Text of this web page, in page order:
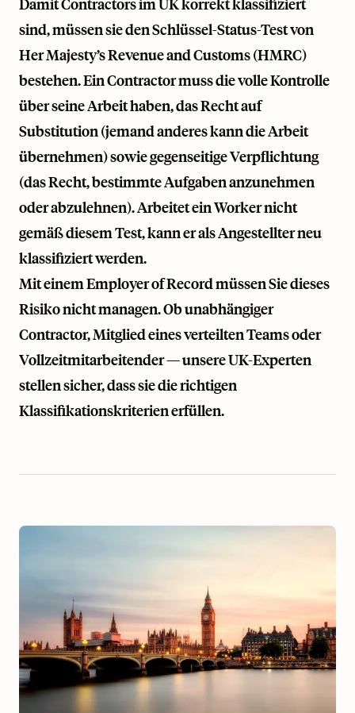
Damit Contractors im UK korrekt klassifiziert
sind, müssen sie den Schlüssel-Status-Test von
Her Majesty’s Revenue and Customs (HMRC)
bestehen. Ein Contractor muss die volle Kontrolle
über seine Arbeit haben, das Recht auf
Substitution (jemand anderes kann die Arbeit
übernehmen) sowie gegenseitige Verpflichtung
(das Recht, bestimmte Aufgaben anzunehmen
oder abzulehnen). Arbeitet ein Worker nicht
gemäß diesem Test, kann er als Angestellter neu
klassifiziert werden.
Mit einem Employer of Record müssen Sie dieses
Risiko nicht managen. Ob unabhängiger
Contractor, Mitglied eines verteilten Teams oder
Vollzeitmitarbeitender — unsere UK-Experten
stellen sicher, dass sie die richtigen
Klassifikationskriterien erfüllen.